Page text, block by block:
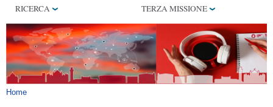
LABORATORI
BIBLIOTECHE
SERVIZI
RICERCA
TERZA MISSIONE
Tu sei qui
Home